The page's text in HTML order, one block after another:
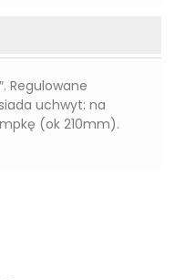
Regulowane
uchwyt: na
(ok 210mm).